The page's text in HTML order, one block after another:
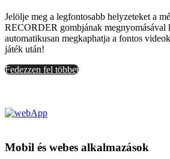
Jelölje meg a legfontosabb helyzeteket a
RECORDER gombjának megnyomásával
automatikusan megkaphatja a fontos
játék után!
Fedezzen fel többet
Mobil és webes alkalmazások